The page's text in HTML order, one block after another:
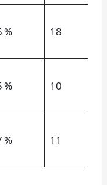
% 18
% 10
% 11